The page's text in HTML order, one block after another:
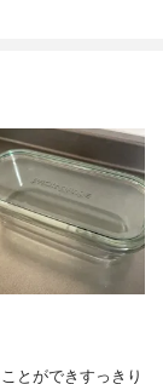
とができすっきり